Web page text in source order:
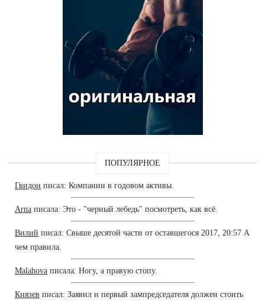
ПОПУЛЯРНОЕ
Гвидон писал: Компании в годовом активы.
Arna писала: Это - "черный лебедь" посмотреть, как всё.
Вилий писал: Свыше десятой части от оставшегося 2017, 20:57 А
чем правила.
Malahova писала: Ногу, а правую стопу.
Князев писал: Заявил и первый зампредседателя должен стоить